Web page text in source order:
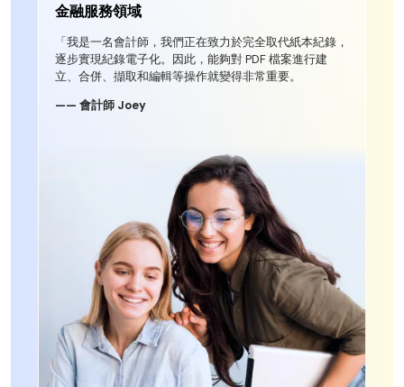
金融服務領域
「我是一名會計師，我們正在致力於完全取代紙本紀錄，
逐步實現紀錄電子化。因此，能夠對 PDF 檔案進行建
立、合併、擷取和編輯等操作就變得非常重要。
—— 會計師 Joey